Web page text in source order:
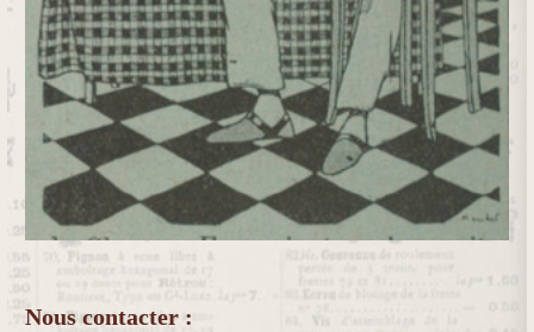
Nous contacter :